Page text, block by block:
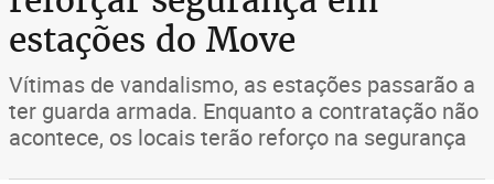
estações do Move
Vítimas de vandalismo, as estações passarão a
ter guarda armada. Enquanto a contratação não
acontece, os locais terão reforço na segurança